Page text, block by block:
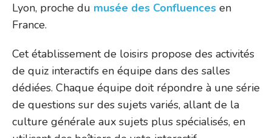
Lyon, proche du musée des Confluences en
France.
Cet établissement de loisirs propose des activités
de quiz interactifs en équipe dans des salles
dédiées. Chaque équipe doit répondre à une série
de questions sur des sujets variés, allant de la
culture générale aux sujets plus spécialisés, en